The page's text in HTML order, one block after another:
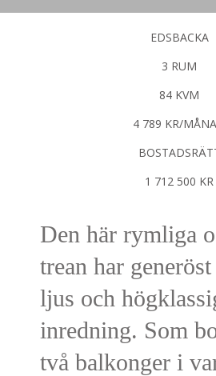
EDSBACKA
3 RUM
84 KVM
4 789 KR/
1 712 500 KR
Den här rymliga
trean har
ljus och
inredning. Som
två balkonger i